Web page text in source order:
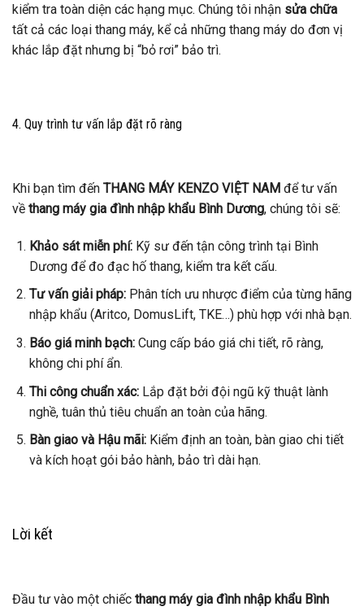
kiểm tra toàn diện các hạng mục. Chúng tôi nhận sửa chữa
tất cả các loại thang máy, kể cả những thang máy do đơn vị
khác lắp đặt nhưng bị “bỏ rơi” bảo trì.
4. Quy trình tư vấn lắp đặt rõ ràng
Khi bạn tìm đến THANG MÁY KENZO VIỆT NAM để tư vấn
về thang máy gia đình nhập khẩu Bình Dương, chúng tôi sẽ:
Khảo sát miễn phí:Kỹ sư đến tận công trình tại Bình
Dương để đo đạc hố thang, kiểm tra kết cấu.
Tư vấn giải pháp:Phân tích ưu nhược điểm của từng hãng
nhập khẩu (Aritco, DomusLift, TKE…) phù hợp với nhà bạn.
Báo giá minh bạch:Cung cấp báo giá chi tiết, rõ ràng,
không chi phí ẩn.
Thi công chuẩn xác:Lắp đặt bởi đội ngũ kỹ thuật lành
nghề, tuân thủ tiêu chuẩn an toàn của hãng.
Bàn giao và Hậu mãi:Kiểm định an toàn, bàn giao chi tiết
và kích hoạt gói bảo hành, bảo trì dài hạn.
Lời kết
Đầu tư vào một chiếc thang máy gia đình nhập khẩu Bình